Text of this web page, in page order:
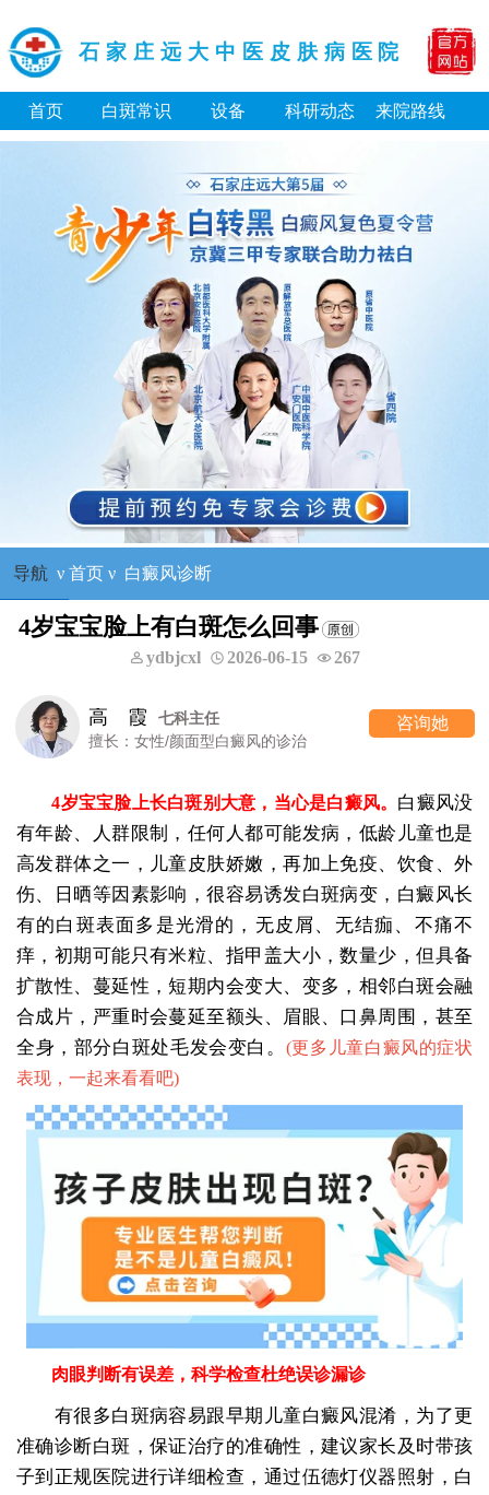
石家庄远大中医皮肤病医院
首页 白斑常识 设备 科研动态 来院路线
导航 ν 首页ν 白癜风诊断
4岁宝宝脸上有白斑怎么回事
ydbjcxl 2026-06-15 267
高 霞
七科主任
擅长：女性/颜面型白癜风的诊治
咨询她
4岁宝宝脸上长白斑别大意，当心是白癜风。 白癜风没
有年龄、人群限制，任何人都可能发病，低龄儿童也是
高发群体之一，儿童皮肤娇嫩，再加上免疫、饮食、外
伤、日晒等因素影响，很容易诱发白斑病变，白癜风长
有的白斑表面多是光滑的，无皮屑、无结痂、不痛不
痒，初期可能只有米粒、指甲盖大小，数量少，但具备
扩散性、蔓延性，短期内会变大、变多，相邻白斑会融
合成片，严重时会蔓延至额头、眉眼、口鼻周围，甚至
全身，部分白斑处毛发会变白。 (更多儿童白癜风的症状
表现，一起来看看吧)
肉眼判断有误差，科学检查杜绝误诊漏诊
有很多白斑病容易跟早期儿童白癜风混淆，为了更
准确诊断白斑，保证治疗的准确性，建议家长及时带孩
子到正规医院进行详细检查，通过伍德灯仪器照射，白